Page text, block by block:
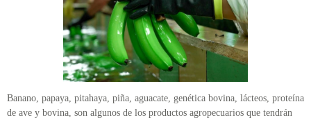
Banano, papaya, pitahaya, piña, aguacate, genética bovina, lácteos, proteína
de ave y bovina, son algunos de los productos agropecuarios que tendrán